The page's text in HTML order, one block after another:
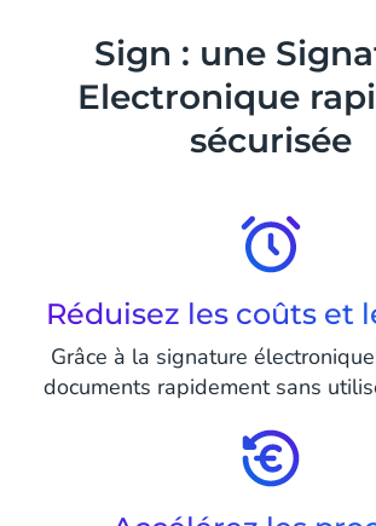
Sign : une
Electronique
sécurisée
Réduisez les coûts et
Grâce à la signature
documents rapidement sans